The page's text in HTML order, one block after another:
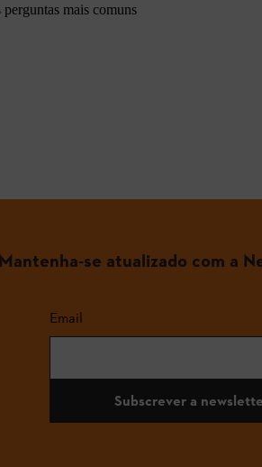
mais comuns
Mantenha-se atualizado com a
Email
Subscrever a